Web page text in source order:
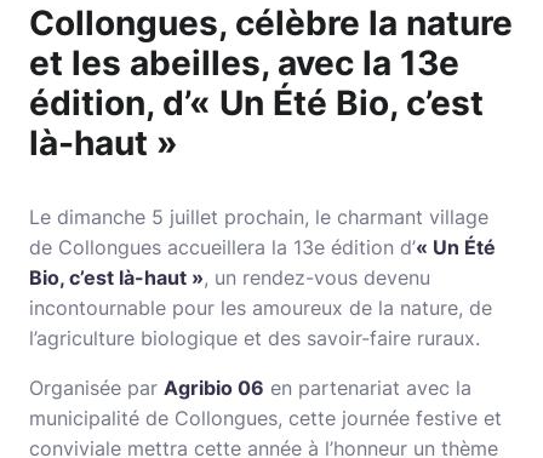
Collongues, célèbre la nature
et les abeilles, avec la 13e
édition, d’« Un Été Bio, c’est
là-haut »
Le dimanche 5 juillet prochain, le charmant village
de Collongues accueillera la 13e édition d’« Un Été
Bio, c’est là-haut », un rendez-vous devenu
incontournable pour les amoureux de la nature, de
l’agriculture biologique et des savoir-faire ruraux.
Organisée par Agribio 06 en partenariat avec la
municipalité de Collongues, cette journée festive et
conviviale mettra cette année à l’honneur un thème